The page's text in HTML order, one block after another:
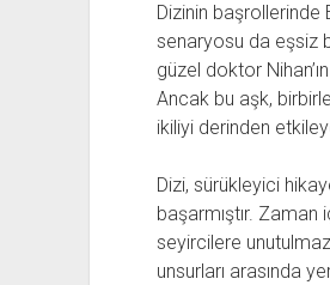
Dizinin başrollerinde
senaryosu da eşsiz
güzel doktor
Ancak bu aşk,
ikiliyi derinden
Dizi, sürükleyici
başarmıştır. Zaman
seyircilere
unsurları arasında